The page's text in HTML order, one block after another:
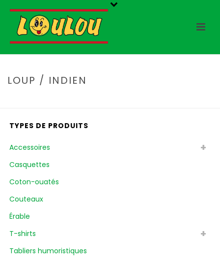
LOUP / INDIEN
TYPES DE PRODUITS
Accessoires
Casquettes
Coton-ouatés
Couteaux
Érable
T-shirts
Tabliers humoristiques